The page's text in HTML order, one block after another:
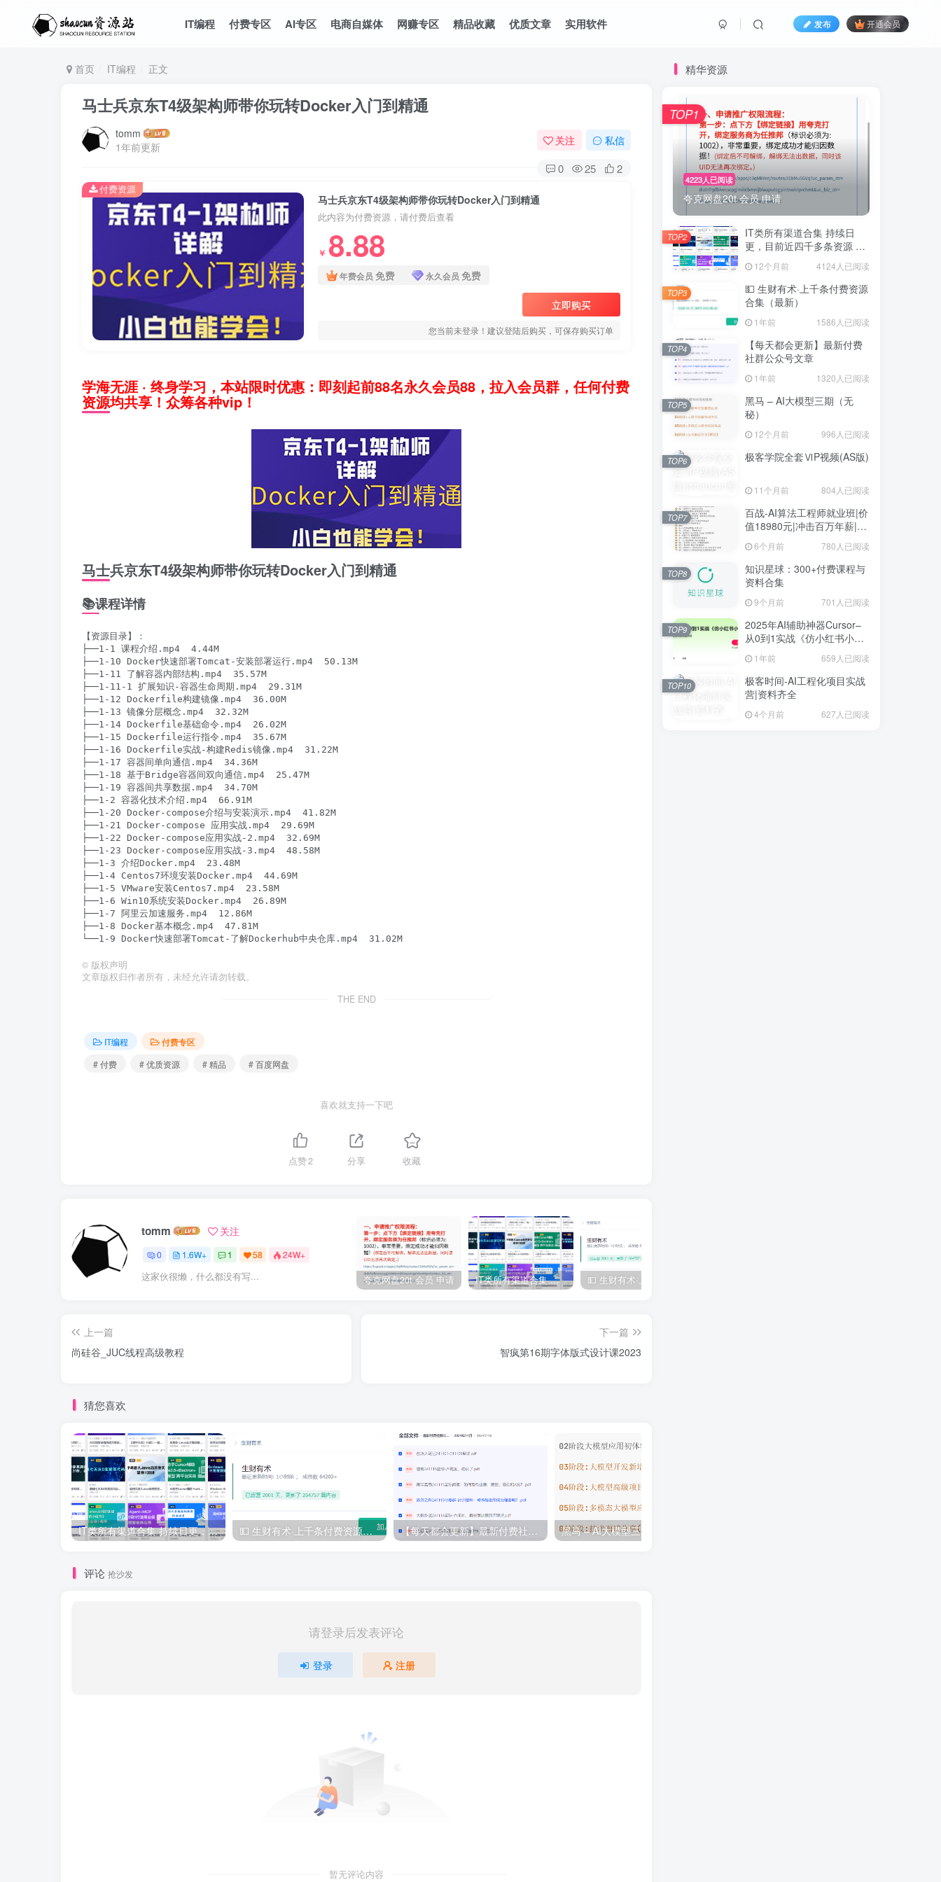
IT编程 付费专区 AI专区 电商自媒体 网赚专区 精品收藏 优质文章 实用软件 发布 开通会员
首页 IT编程 正文
马士兵京东T4级架构师带你玩转Docker入门到精通
tomm
1年前更新
关注 私信
0 25 2
马士兵京东T4级架构师带你玩转Docker入门到精通
此内容为付费资源，请付费后查看
￥ 8.88
年费会员 免费 永久会员 免费
立即购买
您当前未登录！建议登陆后购买，可保存购买订单
付费资源
学海无涯 · 终身学习，本站限时优惠：即刻起前88名永久会员88，拉入会员群，任何付费
资源均共享！众筹各种vip！
马士兵京东T4级架构师带你玩转Docker入门到精通
📚课程详情
【资源目录】：
├──1-1 课程介绍.mp4  4.44M
├──1-10 Docker快速部署Tomcat-安装部署运行.mp4  50.13M
├──1-11 了解容器内部结构.mp4  35.57M
├──1-11-1 扩展知识-容器生命周期.mp4  29.31M
├──1-12 Dockerfile构建镜像.mp4  36.00M
├──1-13 镜像分层概念.mp4  32.32M
├──1-14 Dockerfile基础命令.mp4  26.02M
├──1-15 Dockerfile运行指令.mp4  35.67M
├──1-16 Dockerfile实战-构建Redis镜像.mp4  31.22M
├──1-17 容器间单向通信.mp4  34.36M
├──1-18 基于Bridge容器间双向通信.mp4  25.47M
├──1-19 容器间共享数据.mp4  34.70M
├──1-2 容器化技术介绍.mp4  66.91M
├──1-20 Docker-compose介绍与安装演示.mp4  41.82M
├──1-21 Docker-compose 应用实战.mp4  29.69M
├──1-22 Docker-compose应用实战-2.mp4  32.69M
├──1-23 Docker-compose应用实战-3.mp4  48.58M
├──1-3 介绍Docker.mp4  23.48M
├──1-4 Centos7环境安装Docker.mp4  44.69M
├──1-5 VMware安装Centos7.mp4  23.58M
├──1-6 Win10系统安装Docker.mp4  26.89M
├──1-7 阿里云加速服务.mp4  12.86M
├──1-8 Docker基本概念.mp4  47.81M
© 版权声明
文章版权归作者所有，未经允许请勿转载。
THE END
IT编程
付费专区
# 付费
# 优质资源 # 精品 # 百度网盘
喜欢就支持一下吧
点赞2 分享 收藏
tomm 关注
0 1.6W+ 1 58 24W+
这家伙很懒，什么都没有写... 夸克网盘20t 会员 申请 IT类所有渠道合集 持续日更，目前近四千多条资源 年费用户微信私信获取权限
上一篇
尚硅谷_JUC线程高级教程
下一篇
智疯第16期字体版式设计课2023
猜您喜欢
IT类所有渠道合集 持续日更，目前近四千多条资源 年费用户微信私信获取权限 💵 生财有术·上千条付费资源合集（最新） 【每天都会更新】最新付费社群公众号文章 黑马 – AI大模型三期（无秘）
评论 抢沙发
请登录后发表评论
登录 注册
暂无评论内容
精华资源
4223人已阅读
夸克网盘20t 会员 申请
TOP1
IT类所有渠道合集 持续日
更，目前近四千多条资源 年
12个月前 4124人已阅读
TOP2
💵 生财有术·上千条付费资源
合集（最新）
1年前 1586人已阅读
TOP3
【每天都会更新】最新付费
社群公众号文章
1年前 1320人已阅读
TOP4
黑马 – AI大模型三期（无
秘）
12个月前 996人已阅读
TOP5
极客学院全套ⅥP视频(AS版)
11个月前 804人已阅读
TOP6
百战-AI算法工程师就业班|价
值18980元|冲击百万年薪|完
结无秘
6个月前 780人已阅读
TOP7
知识星球：300+付费课程与
资料合集
9个月前 701人已阅读
TOP8
2025年AI辅助神器Cursor–
从0到1实战《仿小红书小程
序》1年前 659人已阅读
TOP9
极客时间-AI工程化项目实战
营|资料齐全
4个月前 627人已阅读
TOP10